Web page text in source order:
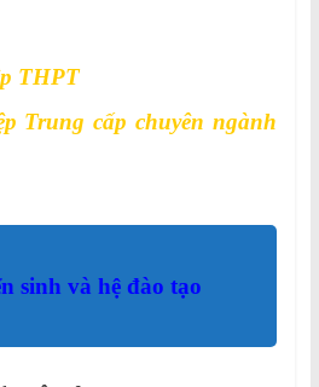
THPT
Trung cấp chuyên ngành
sinh và hệ đào tạo